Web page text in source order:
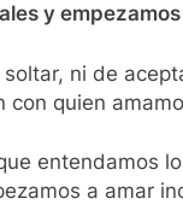
y
ni de
con quien
entendamos
a amar